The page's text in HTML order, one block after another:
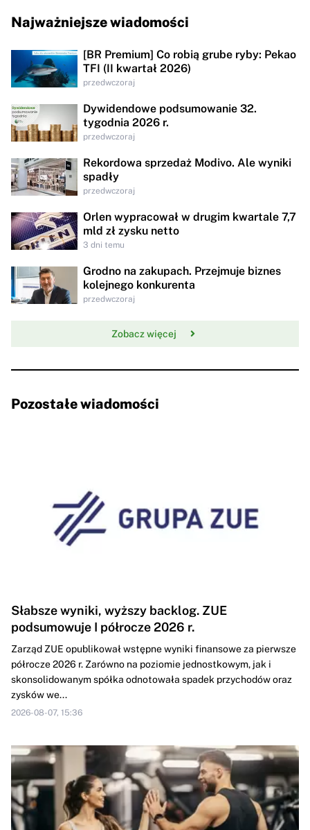
Najważniejsze wiadomości
[BR Premium] Co robią grube ryby: Pekao
TFI (II kwartał 2026)
przedwczoraj
Dywidendowe podsumowanie 32.
tygodnia 2026 r.
przedwczoraj
Rekordowa sprzedaż Modivo. Ale wyniki
spadły
przedwczoraj
Orlen wypracował w drugim kwartale 7,7
mld zł zysku netto
3 dni temu
Grodno na zakupach. Przejmuje biznes
kolejnego konkurenta
przedwczoraj
Zobacz więcej
Pozostałe wiadomości
Słabsze wyniki, wyższy backlog. ZUE
podsumowuje I półrocze 2026 r.
Zarząd ZUE opublikował wstępne wyniki finansowe za pierwsze
półrocze 2026 r. Zarówno na poziomie jednostkowym, jak i
skonsolidowanym spółka odnotowała spadek przychodów oraz
zysków we...
2026-08-07, 15:36